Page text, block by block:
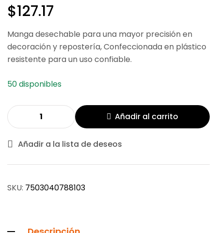
$114.17
$145.20
$127.17
Manga desechable para una mayor precisión en
decoración y repostería, Confeccionada en plástico
resistente para un uso confiable.
50 disponibles
Añadir al carrito
Añadir a la lista de deseos
SKU: 7503040788103